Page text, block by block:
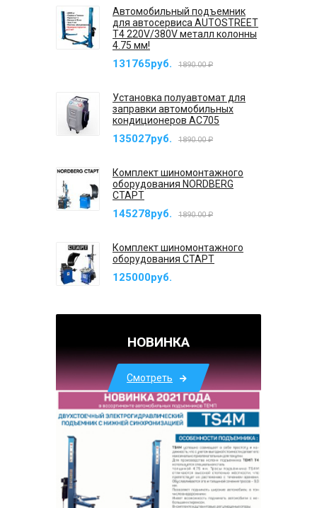
Автомобильный подъемник
для автосервиса AUTOSTREET
T4 220V/380V металл колонны
4.75 мм!
131765руб. 1890.00 ₽
Установка полуавтомат для
заправки автомобильных
кондиционеров AC705
135027руб. 1890.00 ₽
Комплект шиномонтажного
оборудования NORDBERG
СТАРТ
145278руб. 1890.00 ₽
Комплект шиномонтажного
оборудования СТАРТ
125000руб.
НОВИНКА
Смотреть